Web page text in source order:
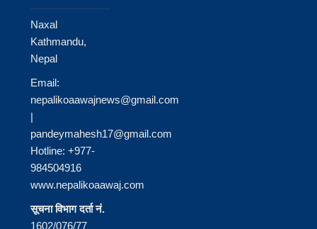
Naxal
Kathmandu,
Nepal
Email:
nepalikoaawajnews@gmail.com
|
pandeymahesh17@gmail.com
Hotline: +977-
984504916
www.nepalikoaawaj.com
सूचना विभाग दर्ता नं.
1602/076/77